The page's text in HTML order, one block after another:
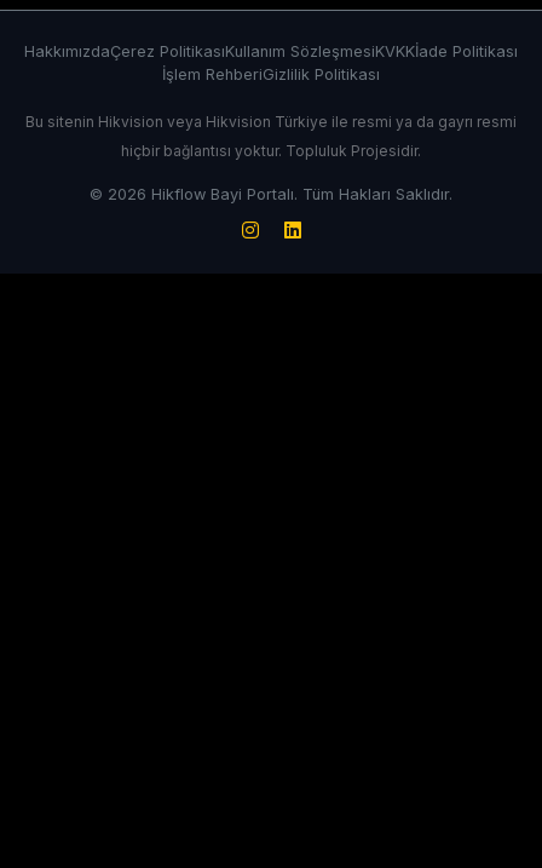
HakkımızdaÇerez PolitikasıKullanım SözleşmesiKVKKİade Politikası
İşlem RehberiGizlilik Politikası
Bu sitenin Hikvision veya Hikvision Türkiye ile resmi ya da gayrı resmi
hiçbir bağlantısı yoktur. Topluluk Projesidir.
© 2026 Hikflow Bayi Portalı. Tüm Hakları Saklıdır.